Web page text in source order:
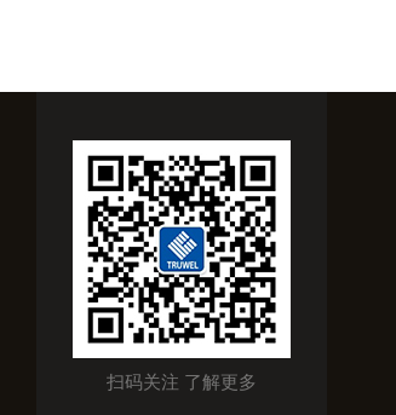
扫码关注 了解更多